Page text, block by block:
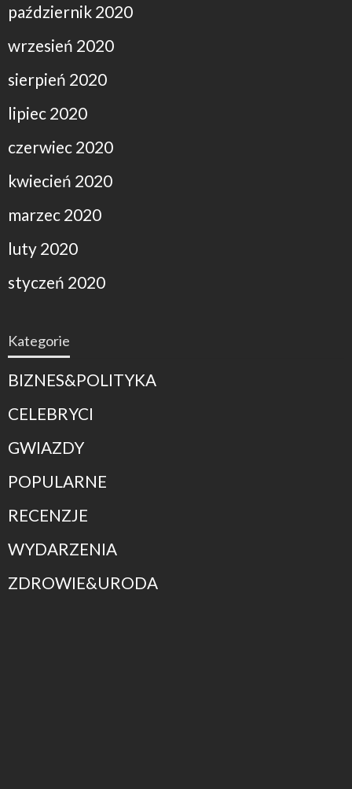
październik 2020
wrzesień 2020
sierpień 2020
lipiec 2020
czerwiec 2020
kwiecień 2020
marzec 2020
luty 2020
styczeń 2020
Kategorie
BIZNES&POLITYKA
CELEBRYCI
GWIAZDY
POPULARNE
RECENZJE
WYDARZENIA
ZDROWIE&URODA